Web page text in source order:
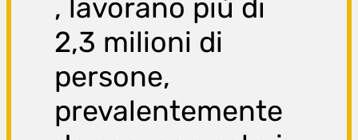
, lavorano più di
2,3 milioni di
persone,
prevalentemente